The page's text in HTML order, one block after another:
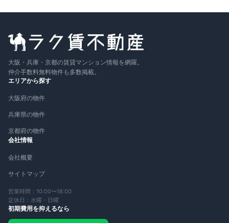
大阪・兵庫・京都の賃貸マンション情報を網羅。
仲介手数料無料物件も多数掲載。
エリアから探す
大阪府の物件
兵庫県の物件
京都府の物件
会社情報
会社概要
サイトマップ
営業時間：10:00〜18:00
定休日：水曜・日曜
初期費用を抑えるなら